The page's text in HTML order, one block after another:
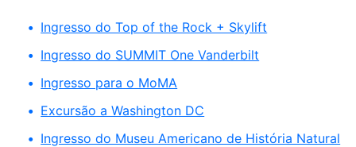
Ingresso do Top of the Rock + Skylift
Ingresso do SUMMIT One Vanderbilt
Ingresso para o MoMA
Excursão a Washington DC
Ingresso do Museu Americano de História Natural